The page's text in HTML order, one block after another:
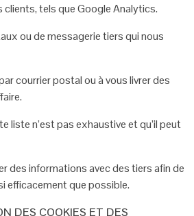
clients, tels que Google Analytics.
ou de messagerie tiers qui nous
courrier postal ou à vous livrer des
liste n’est pas exhaustive et qu’il peut
des informations avec des tiers afin de
efficacement que possible.
DES COOKIES ET DES